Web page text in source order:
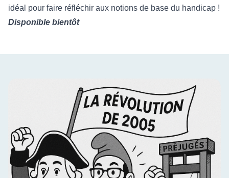
idéal pour faire réfléchir aux notions de base du handicap !
Disponible bientôt